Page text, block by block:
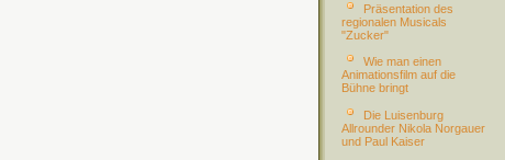
Präsentation des
regionalen Musicals
"Zucker"
Wie man einen
Animationsfilm auf die
Bühne bringt
Die Luisenburg
Allrounder Nikola Norgauer
und Paul Kaiser